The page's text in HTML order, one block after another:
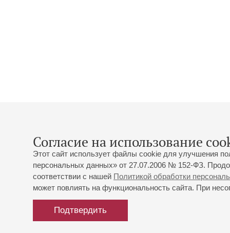
Согласие на использование
Этот сайт использует файлы cookie для улучшения
персональных данных» от 27.07.2006 № 152-ФЗ.
соответствии с нашей Политикой обработки
может повлиять на функциональность сайта. При
Подтвердить